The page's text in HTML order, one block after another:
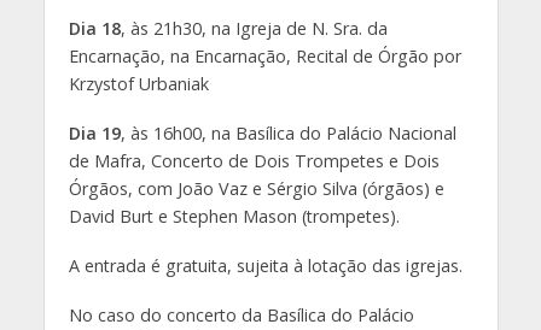
Dia 18, às 21h30, na Igreja de N. Sra. da
Encarnação, na Encarnação, Recital de Órgão por
Krzystof Urbaniak
Dia 19, às 16h00, na Basílica do Palácio Nacional
de Mafra, Concerto de Dois Trompetes e Dois
Órgãos, com João Vaz e Sérgio Silva (órgãos) e
David Burt e Stephen Mason (trompetes).
A entrada é gratuita, sujeita à lotação das igrejas.
No caso do concerto da Basílica do Palácio